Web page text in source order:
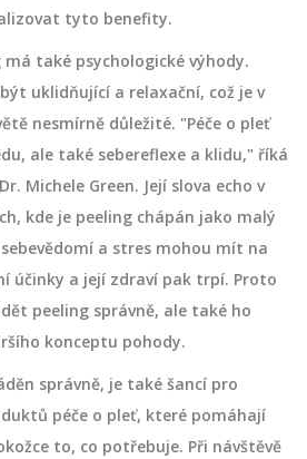
tyto benefity.
má také psychologické výhody.
uklidňující a relaxační, což je v
nesmírně důležité. "Péče o pleť
ale také sebereflexe a klidu," říká
Michele Green. Její slova echo v
kde je peeling chápán jako malý
a stres mohou mít na
účinky a její zdraví pak trpí. Proto
peeling správně, ale také ho
konceptu pohody.
správně, je také šancí pro
péče o pleť, které pomáhají
to, co potřebuje. Při návštěvě